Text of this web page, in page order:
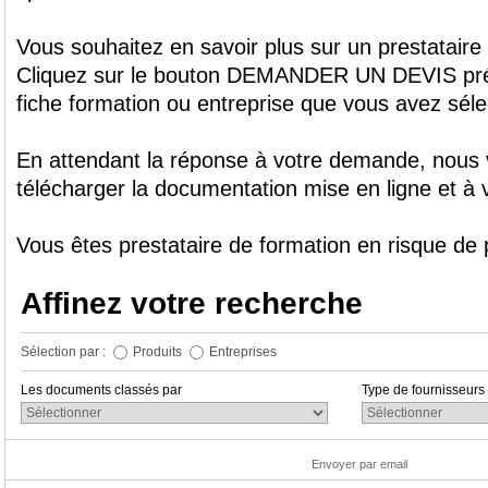
Vous souhaitez en savoir plus sur un
Cliquez sur le bouton DEMANDER UN DEVIS
fiche formation ou entreprise que vous avez
En attendant la réponse à votre demande, nous
télécharger la documentation mise en ligne et à
Vous êtes prestataire de formation en risque de
Affinez votre recherche
Sélection par : Produits Entreprises
Les documents classés par Type de fournisseurs
Envoyer par email